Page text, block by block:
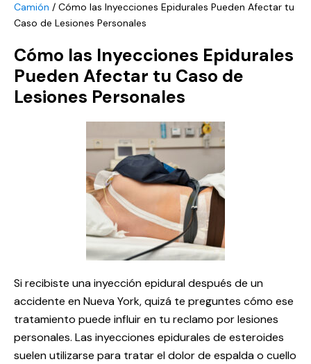
Camión / Cómo las Inyecciones Epidurales Pueden Afectar tu
Caso de Lesiones Personales
Cómo las Inyecciones Epidurales
Pueden Afectar tu Caso de
Lesiones Personales
Si recibiste una inyección epidural después de un
accidente en Nueva York, quizá te preguntes cómo ese
tratamiento puede influir en tu reclamo por lesiones
personales. Las inyecciones epidurales de esteroides
suelen utilizarse para tratar el dolor de espalda o cuello